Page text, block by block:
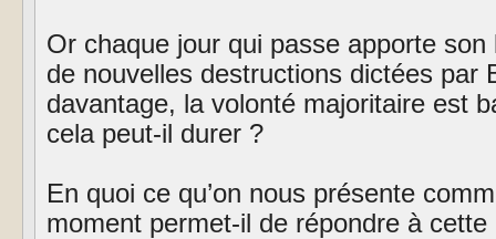
Or chaque jour qui passe apporte
de nouvelles destructions dictées par
davantage, la volonté majoritaire est
cela peut-il durer ?
En quoi ce qu’on nous présente
moment permet-il de répondre à cette